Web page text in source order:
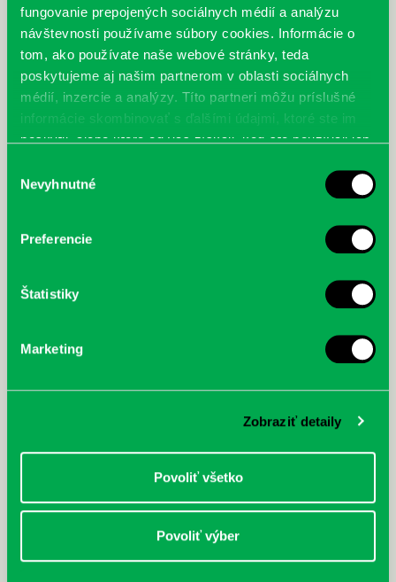
fungovanie prepojených sociálnych médií a analýzu
návštevnosti používame súbory cookies. Informácie o
tom, ako používate naše webové stránky, teda
poskytujeme aj našim partnerom v oblasti sociálnych
médií, inzercie a analýzy. Títo partneri môžu príslušné
informácie skombinovať s ďalšími údajmi, ktoré ste im
poskytli, alebo ktoré od vás získali, keď ste používali ich
súhlasu
Nevyhnutné
Preferencie
Štatistiky
Marketing
Zobraziť detaily
Povoliť všetko
Povoliť výber
McGrath, Andy: Tadej Pogačar:
nezastaviteľný